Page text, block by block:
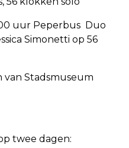
uur Peperbus Duo
Simonetti op 56
van Stadsmuseum
twee dagen: